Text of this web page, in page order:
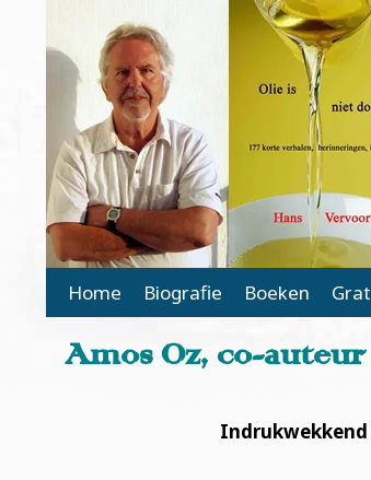
Main Page Navigation
Home Biografie Boeken
Amos Oz, co-auteur